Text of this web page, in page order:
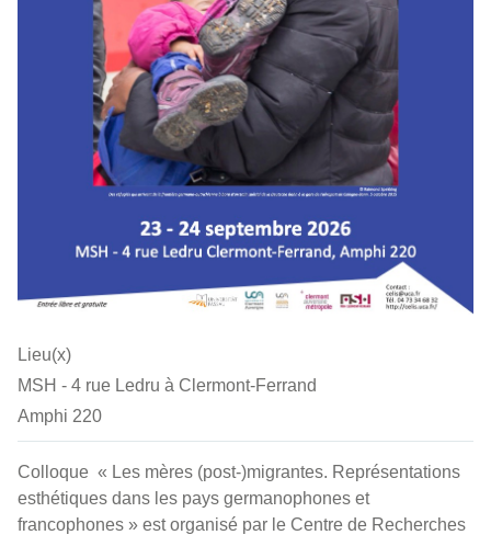
Lieu(x)
MSH - 4 rue Ledru à Clermont-Ferrand
Amphi 220
Colloque « Les mères (post-)migrantes. Représentations
esthétiques dans les pays germanophones et
francophones » est organisé par le Centre de Recherches